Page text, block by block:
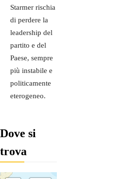
Starmer rischia
di perdere la
leadership del
partito e del
Paese, sempre
più instabile e
politicamente
eterogeneo.
Dove si
trova